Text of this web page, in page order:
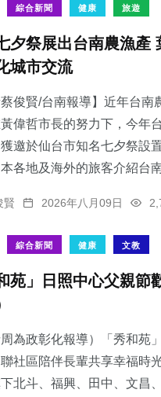
綜合新聞 健康 旅遊
夕祭展出台南農漁產
城市交流
蔡俊賢/台南報導】近年台
偉哲市長的努力下，今年
邀於仙台市知名七夕祭設
各地及海外的旅客介紹台
賢 2026年八月09日
綜合新聞 健康 文教
苑」日照中心父親節
周為政彰化報導）「秀和苑
社區陪伴長輩共享幸福時
北斗、福興、田中、文昌